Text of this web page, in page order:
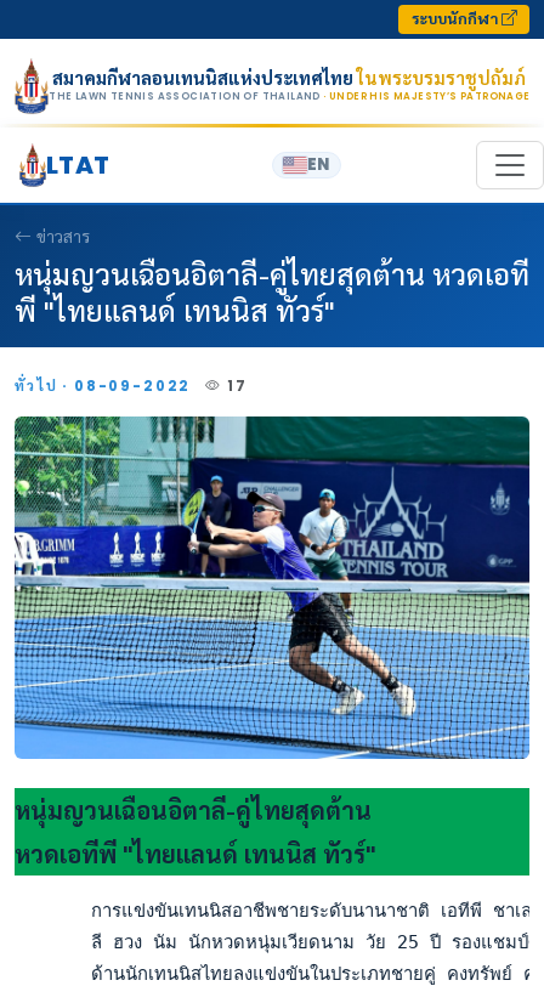
ระบบนักกีฬา
สมาคมกีฬาลอนเทนนิสแห่งประเทศไทยในพระบรมราชูปถัมภ์
THE LAWN TENNIS ASSOCIATION OF THAILAND · UNDER HIS MAJESTY’S PATRONAGE
LTAT EN
ข่าวสาร
หนุ่มญวนเฉือนอิตาลี-คู่ไทยสุดต้าน หวดเอที
พี "ไทยแลนด์ เทนนิส ทัวร์"
ทั่วไป · 08-09-2022 17
หนุ่มญวนเฉือนอิตาลี-คู่ไทยสุดต้าน
หวดเอทีพี "ไทยแลนด์ เทนนิส ทัวร์"
การแข่งขันเทนนิสอาชีพชายระดับนานาชาติ เอทีพี ชาเ
ลี ฮวง นัม นักหวดหนุ่มเวียดนาม วัย 25 ปี รองแชมป์ศึ
ด้านนักเทนนิสไทยลงแข่งขันในประเภทชายคู่ คงทรัพย์